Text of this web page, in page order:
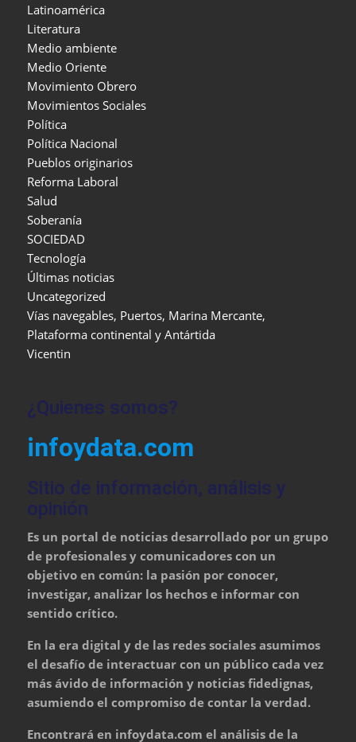
Latinoamérica
Literatura
Medio ambiente
Medio Oriente
Movimiento Obrero
Movimientos Sociales
Política
Política Nacional
Pueblos originarios
Reforma Laboral
Salud
Soberanía
SOCIEDAD
Tecnología
Últimas noticias
Uncategorized
Vías navegables, Puertos, Marina Mercante,
Plataforma continental y Antártida
Vicentin
¿Quienes somos?
infoydata.com
Sitio de información, análisis y
opinión
Es un portal de noticias desarrollado por un grupo
de profesionales y comunicadores con un
objetivo en común: la pasión por conocer,
investigar, analizar los hechos e informar con
sentido crítico.
En la era digital y de las redes sociales asumimos
el desafío de interactuar con un público cada vez
más ávido de información y noticias fidedignas,
asumiendo el compromiso de contar la verdad.
Encontrará en infoydata.com el análisis de la